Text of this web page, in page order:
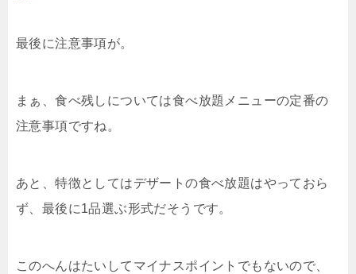
最後に注意事項が。
まぁ、食べ残しについては食べ放題メニューの定番の
注意事項ですね。
あと、特徴としてはデザートの食べ放題はやっておら
ず、最後に1品選ぶ形式だそうです。
このへんはたいしてマイナスポイントでもないので、